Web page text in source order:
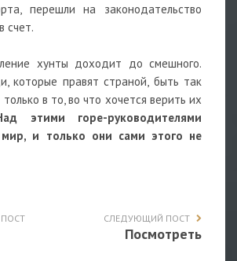
перешли на законодательство
счет.
хунты доходит до смешного.
которые правят страной, быть так
в то, во что хочется верить их
этими горе-руководителями
мир, и только они сами этого не
СЛЕДУЮЩИЙ ПОСТ
Посмотреть